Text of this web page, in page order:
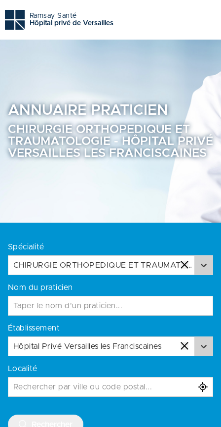
Ramsay Santé
Hôpital privé de Versailles
ANNUAIRE PRATICIEN
CHIRURGIE ORTHOPEDIQUE ET
TRAUMATOLOGIE - HÔPITAL PRIVÉ
VERSAILLES LES FRANCISCAINES
Spécialité
CHIRURGIE ORTHOPEDIQUE ET TRAUMATOLOGIE
Nom du praticien
Établissement
Hôpital Privé Versailles les Franciscaines
Localité
Rechercher par ville ou code postal...